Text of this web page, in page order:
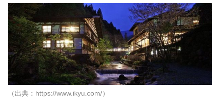
（出典：https://www.ikyu.com/）